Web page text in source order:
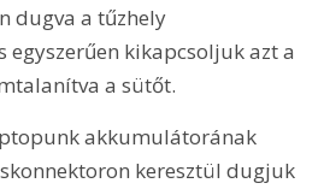
dugva a tűzhely
egyszerűen kikapcsoljuk azt a
a sütőt.
akkumulátorának
keresztül dugjuk